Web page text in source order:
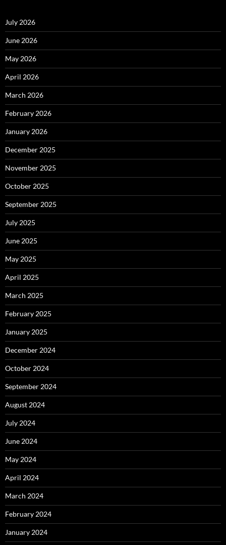
July 2026
June 2026
May 2026
April 2026
March 2026
February 2026
January 2026
December 2025
November 2025
October 2025
September 2025
July 2025
June 2025
May 2025
April 2025
March 2025
February 2025
January 2025
December 2024
October 2024
September 2024
August 2024
July 2024
June 2024
May 2024
April 2024
March 2024
February 2024
January 2024